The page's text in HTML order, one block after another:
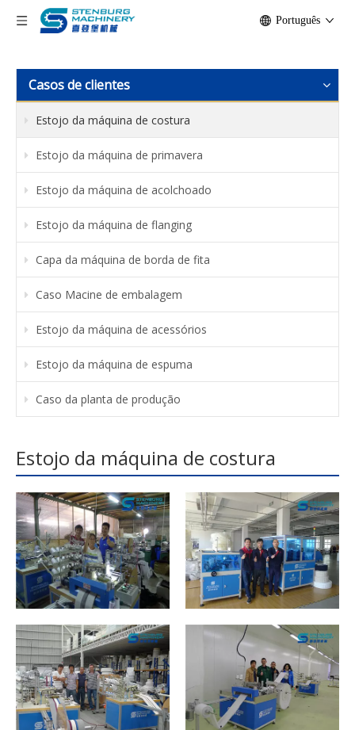
Português
Casos de clientes
Estojo da máquina de costura
Estojo da máquina de primavera
Estojo da máquina de acolchoado
Estojo da máquina de flanging
Capa da máquina de borda de fita
Caso Macine de embalagem
Estojo da máquina de acessórios
Estojo da máquina de espuma
Caso da planta de produção
Estojo da máquina de costura